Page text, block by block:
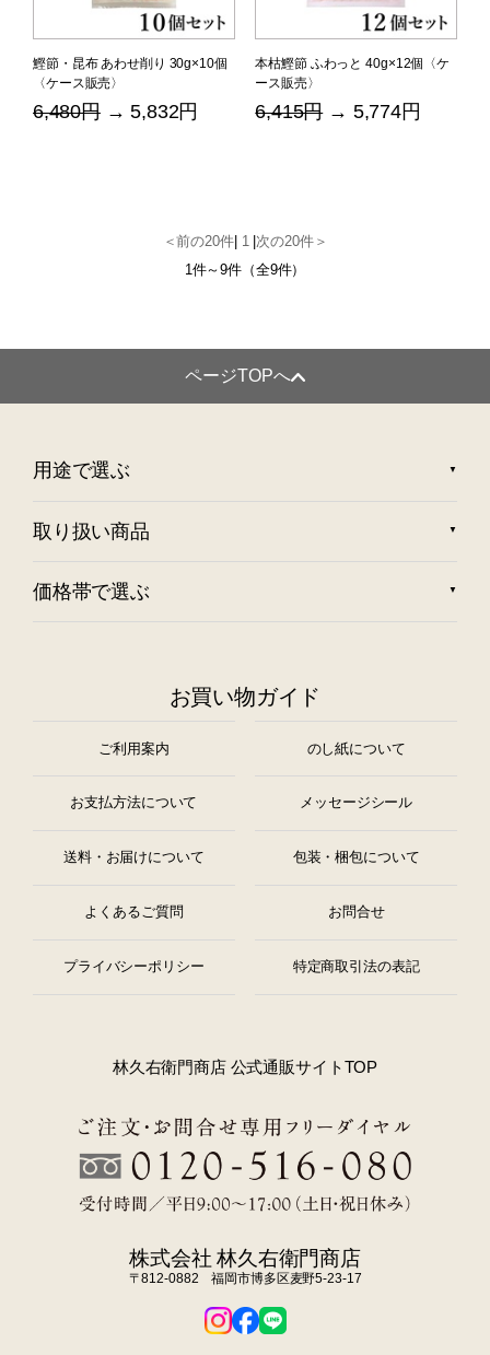
鰹節・昆布 あわせ削り 30g×10個
〈ケース販売〉
6,480円→ 5,832円
本枯鰹節 ふわっと 40g×12個〈ケ
ース販売〉
6,415円→ 5,774円
＜前の20件| 1 |次の20件＞
1件～9件（全9件）
ページTOPへ
用途で選ぶ
取り扱い商品
価格帯で選ぶ
お買い物ガイド
ご利用案内 のし紙について
お支払方法について メッセージシール
送料・お届けについて 包装・梱包について
よくあるご質問 お問合せ
プライバシーポリシー 特定商取引法の表記
林久右衛門商店 公式通販サイトTOP
株式会社 林久右衛門商店
〒812-0882 福岡市博多区麦野5-23-17